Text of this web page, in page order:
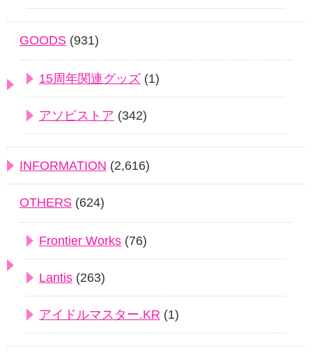
GOODS (931)
15周年関連グッズ (1)
アソビストア (342)
INFORMATION (2,616)
OTHERS (624)
Frontier Works (76)
Lantis (263)
アイドルマスター.KR (1)